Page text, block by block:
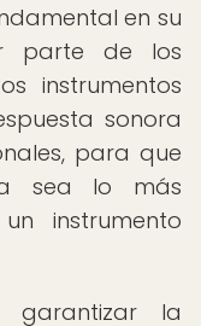
en su
parte de los
instrumentos
sonora
para que
sea lo más
instrumento
garantizar la